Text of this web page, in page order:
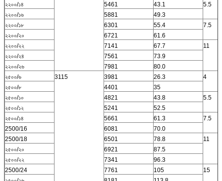
২২০০/১৪
5461 43.1
5.5
২২০০/১৬
5881
49.3
২২০০/১৮
6301 55.4
7.5
২২০০/২০
6721
61.6
২২০০/২২
7141 67.7
11
২২০০/২৪
7561
73.9
২২০০/২৬
7981
80.0
২৫০০/৬
3115 3981 26.3
4
২৫০০/৮
4401
35
২৫০০/১০
4821 43.8
5.5
২৫০০/১২
5241
52.5
২৫০০/১৪
5661 61.3
7.5
2500/16
6081
70.0
2500/18
6501 78.8
11
২৫০০/২০
6921
87.5
২৫০০/২২
7341
96.3
2500/24
7761 105
15